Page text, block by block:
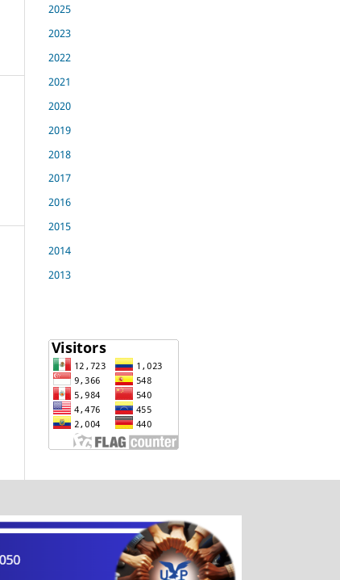
2025
2023
2022
2021
2020
2019
2018
2017
2016
2015
2014
2013